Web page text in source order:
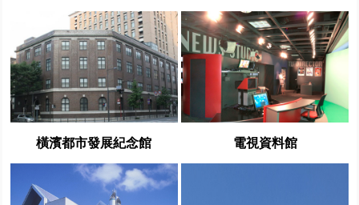
橫濱都市發展紀念館 電視資料館